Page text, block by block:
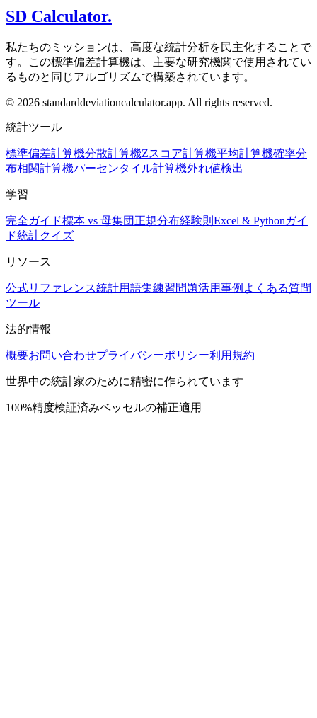
SD Calculator.
私たちのミッションは、高度な統計分析を民主化することで
す。この標準偏差計算機は、主要な研究機関で使用されてい
るものと同じアルゴリズムで構築されています。
© 2026 standarddeviationcalculator.app. All rights reserved.
統計ツール
標準偏差計算機分散計算機Zスコア計算機平均計算機確率分
布相関計算機パーセンタイル計算機外れ値検出
学習
完全ガイド標本 vs 母集団 正規分布経験則 Excel & Pythonガイ
ド統計クイズ
リソース
公式リファレンス統計用語集練習問題活用事例 よくある質問
ツール
法的情報
概要お問い合わせプライバシーポリシー利用規約
世界中の統計家のために精密に作られています
100%精度検証済みベッセルの補正適用